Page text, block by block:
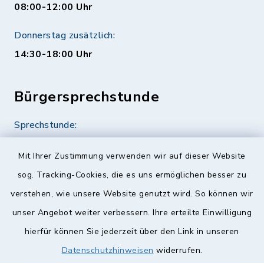
Mit Ihrer Zustimmung verwenden wir auf dieser Website
sog. Tracking-Cookies, die es uns ermöglichen besser zu
verstehen, wie unsere Website genutzt wird. So können wir
unser Angebot weiter verbessern. Ihre erteilte Einwilligung
hierfür können Sie jederzeit über den Link in unseren
Datenschutzhinweisen widerrufen.
08:00-12:00 Uhr
Donnerstag zusätzlich:
14:30-18:00 Uhr
Bürgersprechstunde
Sprechstunde:
Quicklinks
Landkreis Lichtenfels